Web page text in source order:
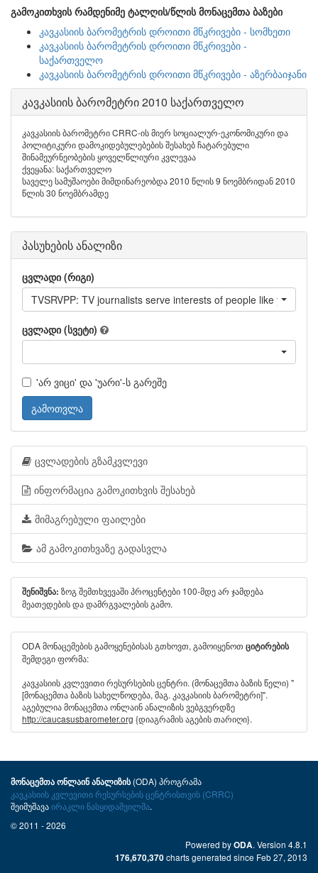
გამოკითხვის რამდენიმე ტალღის/წლის მონაცემთა ბაზები
კავკასიის ბარომეტრის დროითი მწკრივები - სომხეთი
კავკასიის ბარომეტრის დროითი მწკრივები -
საქართველო
კავკასიის ბარომეტრის დროითი მწკრივები - აზერბაიჯანი
კავკასიის ბარომეტრი 2010 საქართველო
კავკასიის ბარომეტრი CRRC-ის მიერ სოციალურ-ეკონომიკური და
პოლიტიკური დამოკიდებულებების შესახებ ჩატარებული
შინამეურნეობების ყოველწლიური კვლევაა
ქვეყანა: საქართველო
საველე სამუშაოები მიმდინარეობდა 2010 წლის 9 ნოემბრიდან 2010
წლის 30 ნოემბრამდე
პასუხების ანალიზი
ცვლადი (რიგი)
TVSRVPP: TV journalists serve interests of people like you?
ცვლადი (სვეტი)
'არ ვიცი' და 'უარი'-ს გარეშე
გამოთვლა
ცვლადების გზამკვლევი
ინფორმაცია გამოკითხვის შესახებ
მიმაგრებული ფაილები
ამ გამოკითხვაზე გადასვლა
შენიშვნა: ზოგ შემთხვევაში პროცენტები 100-მდე არ ჯამდება
მეათედების და დამრგვალების გამო.
ODA მონაცემების გამოყენებისას გთხოვთ, გამოიყენოთ ციტირების
შემდეგი ფორმა:
კავკასიის კვლევითი რესურსების ცენტრი. (მონაცემთა ბაზის წელი) "
[მონაცემთა ბაზის სახელწოდება, მაგ. კავკასიის ბარომეტრი]".
აგებულია მონაცემთა ონლაინ ანალიზის ვებგვერდზე
http://caucasusbarometer.org {დიაგრამის აგების თარიღი}.
მონაცემთა ონლაინ ანალიზის(ODA) პროგრამა
კავკასიის კვლევითი რესურსების ცენტრისთვის (CRRC)
შეიმუშავაირაკლი ნასყიდაშვილმა.
© 2011 - 2026
Powered byODA. Version 4.8.1
176,670,370charts generated since Feb 27, 2013